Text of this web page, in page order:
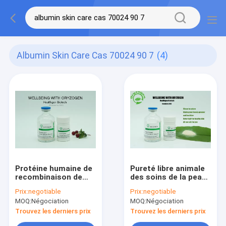
Albumin Skin Care Cas 70024 90 7 (4)
Protéine humaine de
recombinaison de
d'albumine CAS
70024-90-7 pour la
ride lisse de peau
Prix:negotiable
MOQ:Négociation
Trouvez les derniers prix
Pureté libre animale
des soins de la peau
de la basse
endotoxine moins
que 0.125EU/mg
Prix:negotiable
MOQ:Négociation
Trouvez les derniers prix